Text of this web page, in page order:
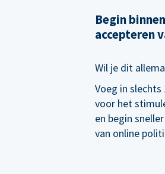
Begin
accepteren
Wil je dit
Voeg in
voor het
en begin
van online